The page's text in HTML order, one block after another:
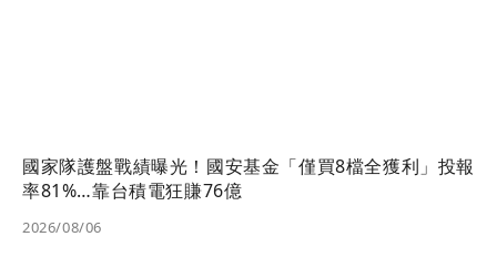
國家隊護盤戰績曝光！國安基金「僅買8檔全獲利」投報
率81%…靠台積電狂賺76億
2026/08/06